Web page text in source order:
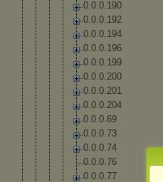
0.0.0.190
0.0.0.192
0.0.0.194
0.0.0.196
0.0.0.199
0.0.0.200
0.0.0.201
0.0.0.204
0.0.0.69
0.0.0.73
0.0.0.74
0.0.0.76
0.0.0.77